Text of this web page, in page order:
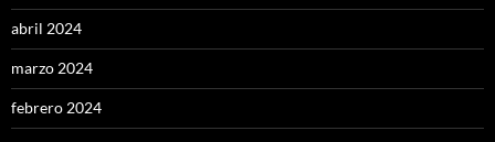
abril 2024
marzo 2024
febrero 2024